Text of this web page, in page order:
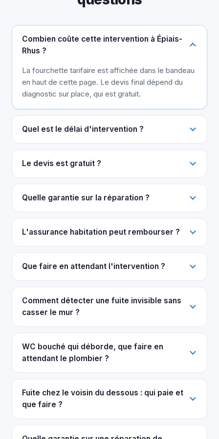
Combien coûte cette intervention à Épiais-
Rhus ?
La fourchette tarifaire est affichée dans le bandeau
en haut de cette page. Le devis final dépend du
diagnostic sur place, qui est gratuit.
Quel est le délai d'intervention ?
Le devis est gratuit ?
Quelle garantie sur la réparation ?
L'assurance habitation peut rembourser ?
Que faire en attendant l'intervention ?
Comment détecter une fuite invisible sans
casser le mur ?
WC bouché qui déborde, que faire en
attendant le plombier ?
Fuite chez le voisin du dessous : qui paie et
que faire ?